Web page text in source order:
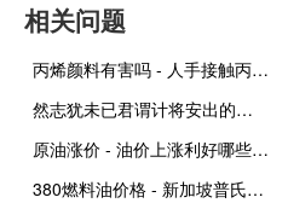
相关问题
丙烯颜料有害吗 - 人手接触丙烯颜料有毒吗
然志犹未已君谓计将安出的意思
原油涨价 - 油价上涨利好哪些行业
380燃料油价格 - 新加坡普氏380燃料油价格